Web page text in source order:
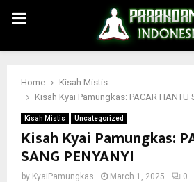
PRIMARY
MENU
Home
Kisah Mistis
Kisah Kyai Pamungkas: PACAR HANTU
Kisah Mistis Uncategorized
Kisah Kyai Pamungkas:
SANG PENYANYI
by KyaiPamungkas March 1, 2025 0